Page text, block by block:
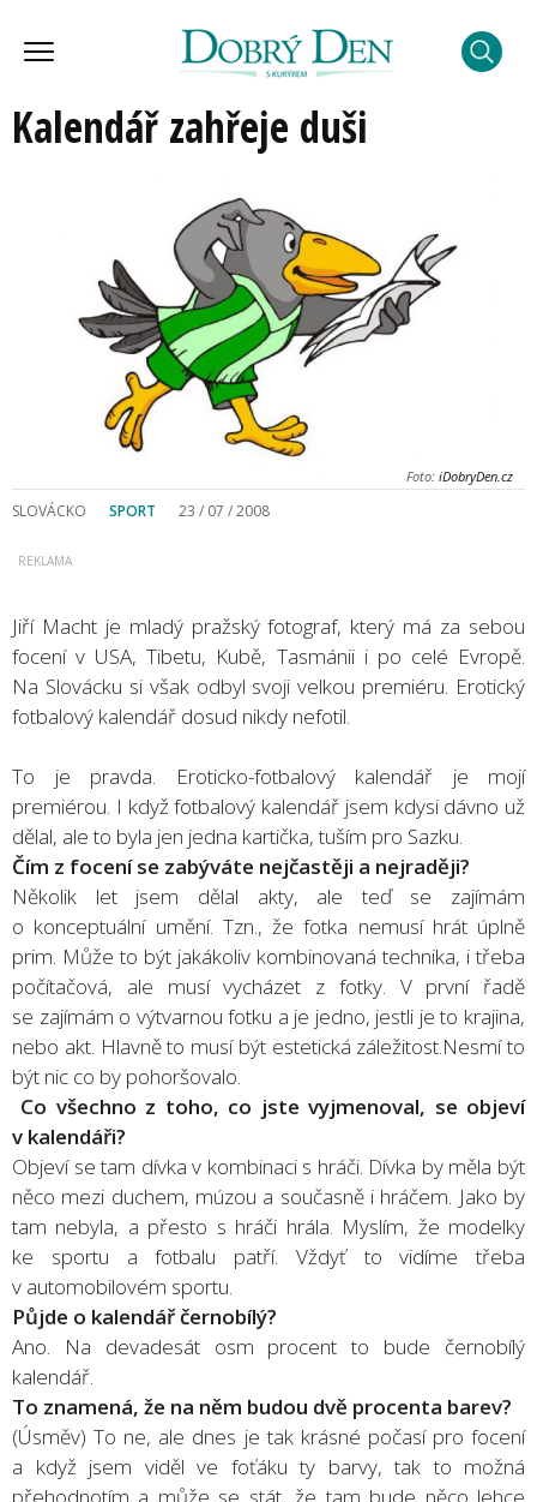
Kalendář zahřeje duši
Foto: iDobryDen.cz
SLOVÁCKO SPORT 23 / 07 / 2008
Jiří Macht je mladý pražský fotograf, který má za sebou
focení v USA, Tibetu, Kubě, Tasmánii i po celé Evropě.
Na Slovácku si však odbyl svoji velkou premiéru. Erotický
fotbalový kalendář dosud nikdy nefotil.
To je pravda. Eroticko-fotbalový kalendář je mojí
premiérou. I když fotbalový kalendář jsem kdysi dávno už
dělal, ale to byla jen jedna kartička, tuším pro Sazku.
Čím z focení se zabýváte nejčastěji a nejraději?
Několik let jsem dělal akty, ale teď se zajímám
o konceptuální umění. Tzn., že fotka nemusí hrát úplně
prim. Může to být jakákoliv kombinovaná technika, i třeba
počítačová, ale musí vycházet z fotky. V první řadě
se zajímám o výtvarnou fotku a je jedno, jestli je to krajina,
nebo akt. Hlavně to musí být estetická záležitost.Nesmí to
být nic co by pohoršovalo.
Co všechno z toho, co jste vyjmenoval, se objeví
v kalendáři?
Objeví se tam dívka v kombinaci s hráči. Dívka by měla být
něco mezi duchem, múzou a současně i hráčem. Jako by
tam nebyla, a přesto s hráči hrála. Myslím, že modelky
ke sportu a fotbalu patří. Vždyť to vidíme třeba
v automobilovém sportu.
Půjde o kalendář černobílý?
Ano. Na devadesát osm procent to bude černobílý
kalendář.
To znamená, že na něm budou dvě procenta barev?
(Úsměv) To ne, ale dnes je tak krásné počasí pro focení
a když jsem viděl ve foťáku ty barvy, tak to možná
přehodnotím a může se stát, že tam bude něco lehce